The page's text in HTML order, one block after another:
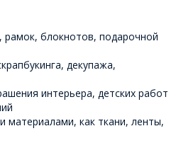
рамок, блокнотов, подарочной
декупажа,
интерьера, детских работ
материалами, как ткани, ленты,